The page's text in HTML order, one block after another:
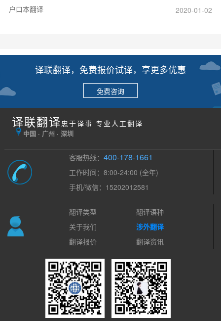
户口本翻译
2020-01-02
译联翻译，免费报价试译，享更多优惠
免费咨询
译联翻译 忠于译事 专业人工翻译
中国 · 广州 · 深圳
客服热线：400-178-1661
工作时间：8:00-24:00 (全年)
手机/微信：15202012581
翻译类型
翻译语种
关于我们
涉外翻译
翻译报价
翻译资讯